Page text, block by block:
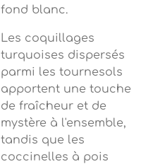
fond blanc.
Les coquillages
turquoises dispersés
parmi les tournesols
apportent une touche
de fraîcheur et de
mystère à l'ensemble,
tandis que les
coccinelles à pois